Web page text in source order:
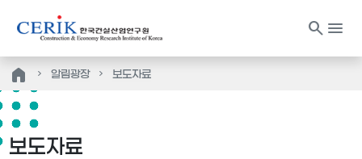
search menu
home 알림광장 보도자료
보도자료